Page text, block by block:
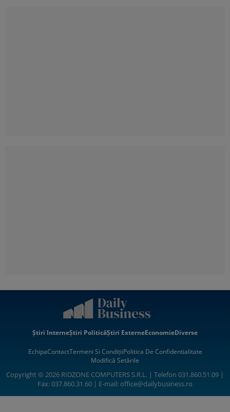
Știri InterneȘtiri PoliticăȘtiri ExterneEconomieDiverse
EchipaContactTermeni Si CondițiiPolitica De Confidentialitate
Modifică Setările
Copyright © 2026 RIDZONE COMPUTERS S.R.L. | Telefon 031.860.51.09 |
Fax: 037.860.31.60 | E-mail:office@dailybusiness.ro